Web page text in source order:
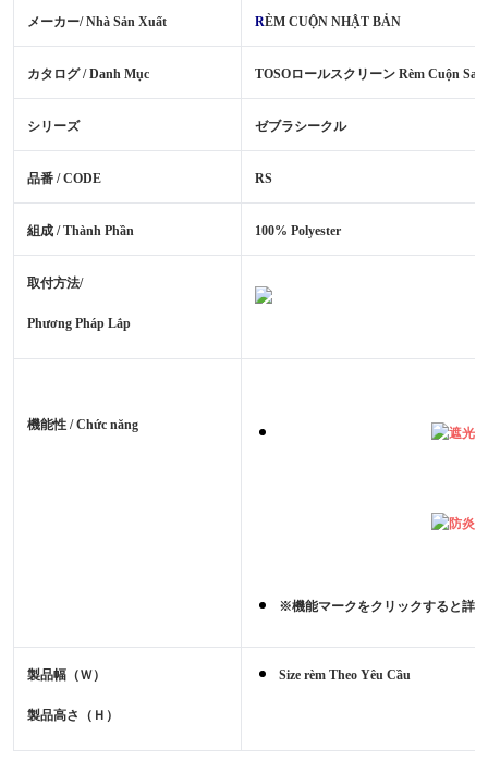
メーカー/ Nhà Sản Xuất RÈM CUỘN NHẬT BẢN
カタログ / Danh Mục TOSOロールスクリーン Rèm Cuộn
シリーズ ゼブラシークル
品番 / CODE RS
組成 / Thành Phần 100% Polyester
取付方法/
Phương Pháp Lắp
機能性 / Chức năng
※機能マークをクリックすると詳
製品幅（Ｗ）
製品高さ（Ｈ）
Size rèm Theo Yêu Cầu